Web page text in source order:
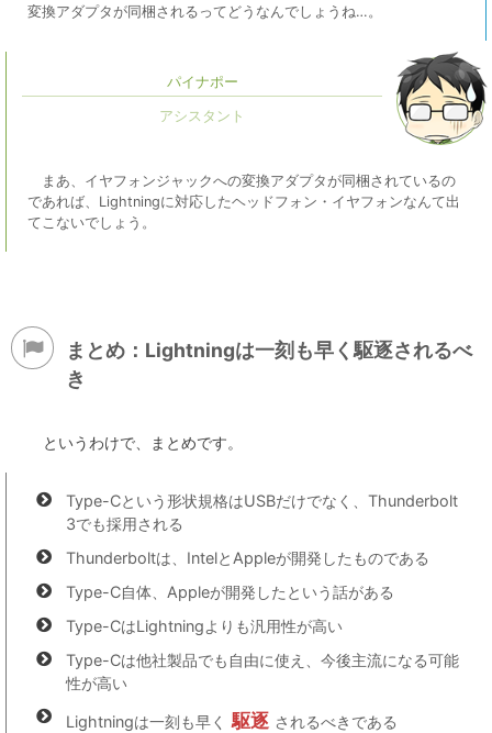
変換アダプタが同梱されるってどうなんでしょうね…。
パイナポー
まあ、イヤフォンジャックへの変換アダプタが同梱されているの
であれば、Lightningに対応したヘッドフォン・イヤフォンなんて出
てこないでしょう。
まとめ：Lightningは一刻も早く駆逐されるべ
き
というわけで、まとめです。
Type-Cという形状規格はUSBだけでなく、Thunderbolt
3でも採用される
Thunderboltは、IntelとAppleが開発したものである
Type-C自体、Appleが開発したという話がある
Type-CはLightningよりも汎用性が高い
Type-Cは他社製品でも自由に使え、今後主流になる可能
性が高い
Lightningは一刻も早く 駆逐 されるべきである